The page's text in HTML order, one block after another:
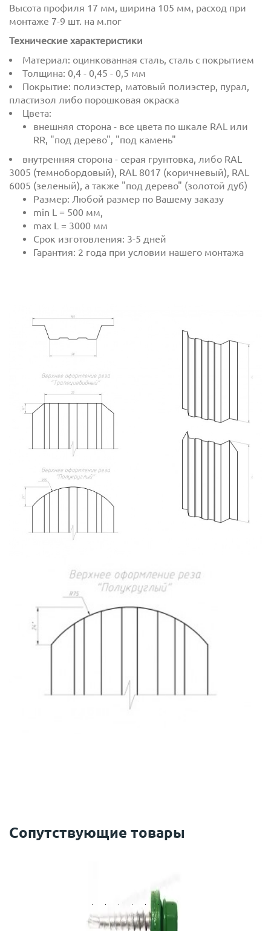
Высота профиля 17 мм, ширина 105 мм, расход при
монтаже 7-9 шт. на м.пог
Технические характеристики
Материал: оцинкованная сталь, сталь с покрытием
Толщина: 0,4 - 0,45 - 0,5 мм
Покрытие: полиэстер, матовый полиэстер, пурал,
пластизол либо порошковая окраска
Цвета:
внешняя сторона - все цвета по шкале RAL или
RR, "под дерево", "под камень"
внутренняя сторона - серая грунтовка, либо RAL
3005 (темнобордовый), RAL 8017 (коричневый), RAL
6005 (зеленый), а также "под дерево" (золотой дуб)
Размер: Любой размер по Вашему заказу
min L = 500 мм,
max L = 3000 мм
Срок изготовления: 3-5 дней
Гарантия: 2 года при условии нашего монтажа
политикой обработки персональных данных
ознакомлен(-а) и даюсогласие
на обработку
Сопутствующие товары